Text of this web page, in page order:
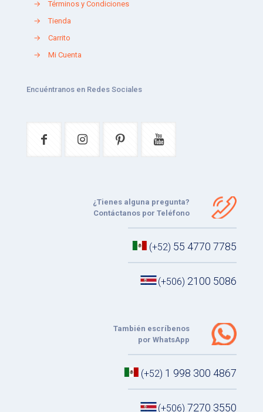
→
Términos y Condiciones
→
Tienda
→
Carrito
→
Mi Cuenta
Encuéntranos en Redes Sociales
¿Tienes alguna pregunta?
Contáctanos por Teléfono
(+52) 55 4770 7785
(+506) 2100 5086
También escríbenos
por WhatsApp
(+52) 1 998 300 4867
(+506) 7270 3550